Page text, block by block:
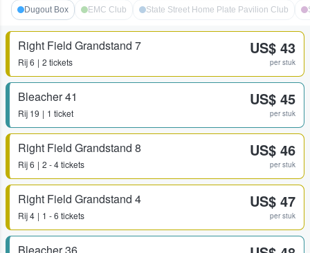
Dugout Box EMC Club State Street Home Plate Pavilion Club
Right Field Grandstand 7
Rij6 2 tickets
US$ 43
per stuk
Bleacher 41
Rij 19 1 ticket
US$ 45
per stuk
Right Field Grandstand 8
Rij6 2 - 4 tickets
US$ 46
per stuk
Right Field Grandstand 4
Rij4 1 - 6 tickets
US$ 47
per stuk